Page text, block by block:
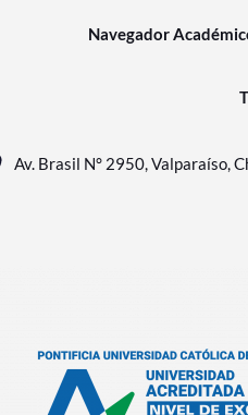
Navegador
Av. Brasil N° 2950, Valparaíso,